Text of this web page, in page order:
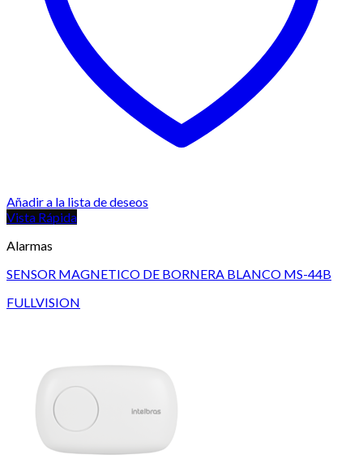
Añadir a la lista de deseos
Vista Rápida
Alarmas
SENSOR MAGNETICO DE BORNERA BLANCO MS-44B
FULLVISION